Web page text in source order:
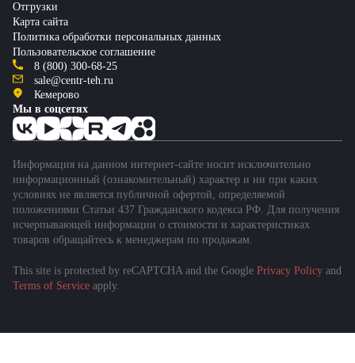
Отгрузки
Карта сайта
Политика обработки персональных данных
Пользовательское соглашение
8 (800) 300-68-25
sale@centr-teh.ru
Кемерово
Мы в соцсетях
Информация на данном интернет-сайте носит исключительно
информационный (ознакомительный) характер и ни при каких
условиях не является публичной офертой, определяемой
положениями Статьи 437 Гражданского кодекса РФ. Для получения
исчерпывающей информации о стоимости и характеристиках
товаров обращайтесь к менеджерам по продажам.
This site is protected by reCAPTCHA and the Google Privacy Policy and
Terms of Service apply.